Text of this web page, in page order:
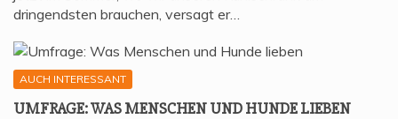
dringendsten brauchen, versagt er…
AUCH INTERESSANT
UMFRA­GE: WAS MEN­SCHEN UND HUN­DE LIEBEN